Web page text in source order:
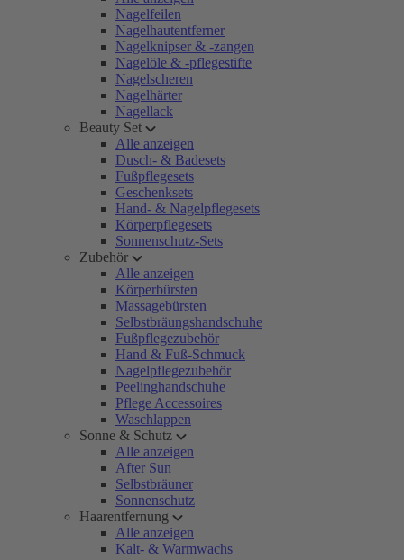
Nagelfeilen
Nagelhautentferner
Nagelknipser & -zangen
Nagelöle & -pflegestifte
Nagelscheren
Nagelhärter
Nagellack
Beauty Set
Alle anzeigen
Dusch- & Badesets
Fußpflegesets
Geschenksets
Hand- & Nagelpflegesets
Körperpflegesets
Sonnenschutz-Sets
Zubehör
Alle anzeigen
Körperbürsten
Massagebürsten
Selbstbräungshandschuhe
Fußpflegezubehör
Hand & Fuß-Schmuck
Nagelpflegezubehör
Peelinghandschuhe
Pflege Accessoires
Waschlappen
Sonne & Schutz
Alle anzeigen
After Sun
Selbstbräuner
Sonnenschutz
Haarentfernung
Alle anzeigen
Kalt- & Warmwachs